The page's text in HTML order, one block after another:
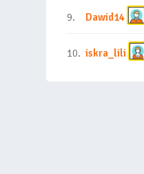
9. Dawid14
10. iskra_lili